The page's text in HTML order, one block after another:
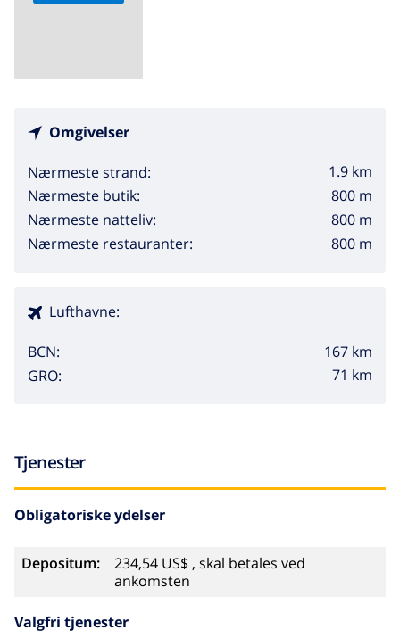
Omgivelser
Nærmeste strand:
1.9 km
Nærmeste butik:
800 m
Nærmeste natteliv:
800 m
Nærmeste restauranter:
800 m
Lufthavne:
BCN:
167 km
GRO:
71 km
Tjenester
Obligatoriske ydelser
Depositum:
234,54 US$ , skal betales ved
ankomsten
Valgfri tjenester